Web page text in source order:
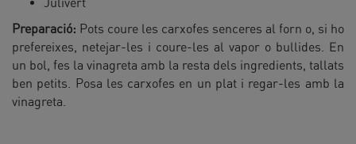
Preparació: Pots coure les carxofes senceres al forn o, si ho
prefereixes, netejar-les i coure-les al vapor o bullides. En
un bol, fes la vinagreta amb la resta dels ingredients, tallats
ben petits. Posa les carxofes en un plat i regar-les amb la
vinagreta.